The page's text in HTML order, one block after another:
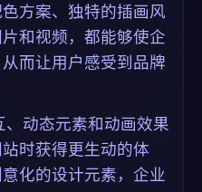
方案、独特的插画风
和视频，都能够使企
而让用户感受到品牌
、动态元素和动画效果
时获得更生动的体
化的设计元素，企业